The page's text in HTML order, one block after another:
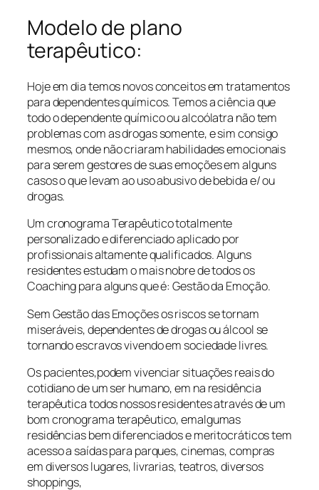
Modelo de plano
terapêutico:
Hoje em dia temos novos conceitos em tratamentos
para dependentes químicos. Temos a ciência que
todo o dependente químico ou alcoólatra não tem
problemas com as drogas somente, e sim consigo
mesmos, onde não criaram habilidades emocionais
para serem gestores de suas emoções em alguns
casos o que levam ao uso abusivo de bebida e/ ou
drogas.
Um cronograma Terapêutico totalmente
personalizado e diferenciado aplicado por
profissionais altamente qualificados. Alguns
residentes estudam o mais nobre de todos os
Coaching para alguns que é: Gestão da Emoção.
Sem Gestão das Emoções os riscos se tornam
miseráveis, dependentes de drogas ou álcool se
tornando escravos vivendo em sociedade livres.
Os pacientes,podem vivenciar situações reais do
cotidiano de um ser humano, em na residência
terapêutica todos nossos residentes através de um
bom cronograma terapêutico, emalgumas
residências bem diferenciados e meritocráticos tem
acesso a saídas para parques, cinemas, compras
em diversos lugares, livrarias, teatros, diversos
shoppings,